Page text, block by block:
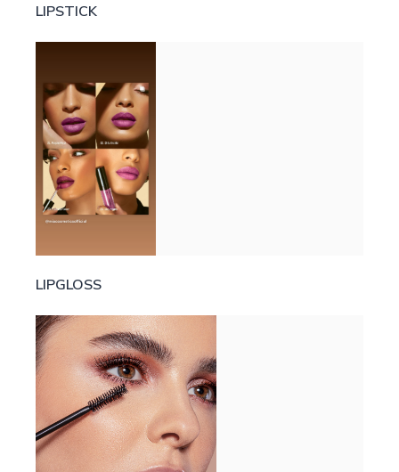
LIPSTICK
LIPGLOSS